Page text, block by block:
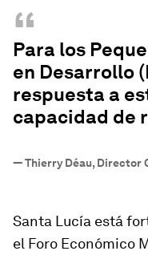
“
Para los
en Desarrollo
respuesta a
capacidad de
—Thierry Déau, Director
Santa Lucía está
el Foro Económico